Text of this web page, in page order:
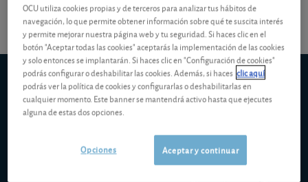
5d 1m 6m ytd 1y 5y 10y
Fidelity Funds European Growth Fund A
OCU utiliza cookies propias y de terceros para analizar tus hábitos de
navegación, lo que permite obtener información sobre qué te suscita interés
y permite mejorar nuestra página web y tu seguridad. Si haces clic en el
botón "Aceptar todas las cookies" aceptarás la implementación de las cookies
y solo entonces se implantarán. Si haces clic en "Configuración de cookies"
podrás configurar o deshabilitar las cookies. Además, si haces clic aquí
podrás ver la política de cookies y configurarlas o deshabilitarlas en
cualquier momento. Este banner se mantendrá activo hasta que ejecutes
alguna de estas dos opciones.
Aceptar y continuar
Opciones